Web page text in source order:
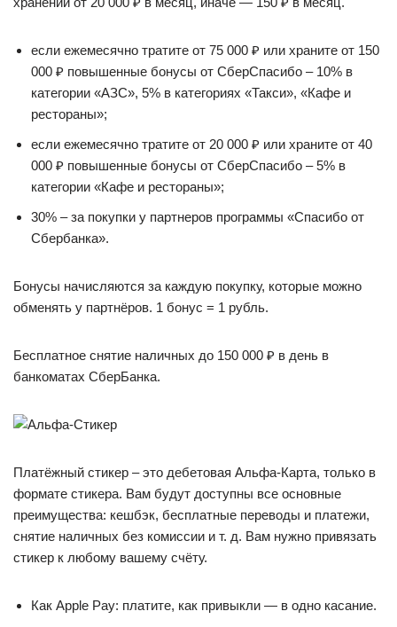
если ежемесячно тратите от 75 000 ₽ или храните от 150
000 ₽ повышенные бонусы от СберСпасибо – 10% в
категории «АЗС», 5% в категориях «Такси», «Кафе и
рестораны»;
если ежемесячно тратите от 20 000 ₽ или храните от 40
000 ₽ повышенные бонусы от СберСпасибо – 5% в
категории «Кафе и рестораны»;
30% – за покупки у партнеров программы «Спасибо от
Сбербанка».
Бонусы начисляются за каждую покупку, которые можно
обменять у партнёров. 1 бонус = 1 рубль.
Бесплатное снятие наличных до 150 000 ₽ в день в
банкоматах СберБанка.
Платёжный стикер – это дебетовая Альфа-Карта, только в
формате стикера. Вам будут доступны все основные
преимущества: кешбэк, бесплатные переводы и платежи,
снятие наличных без комиссии и т. д. Вам нужно привязать
стикер к любому вашему счёту.
Как Apple Pay: платите, как привыкли — в одно касание.